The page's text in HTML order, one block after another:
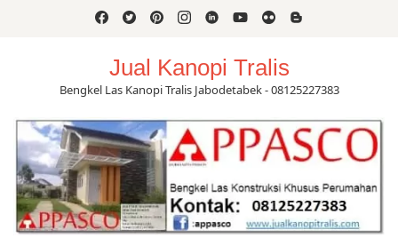
Jual Kanopi Tralis
Bengkel Las Kanopi Tralis Jabodetabek - 08125227383